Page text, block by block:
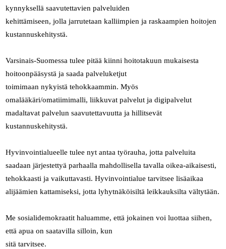
kynnyksellä saavutettavien palveluiden
kehittämiseen, jolla jarrutetaan kalliimpien ja raskaampien hoitojen
kustannuskehitystä.
Varsinais-Suomessa tulee pitää kiinni hoitotakuun mukaisesta
hoitoonpääsystä ja saada palveluketjut
toimimaan nykyistä tehokkaammin. Myös
omalääkäri/omatiimimalli, liikkuvat palvelut ja digipalvelut
madaltavat palvelun saavutettavuutta ja hillitsevät
kustannuskehitystä.
Hyvinvointialueelle tulee nyt antaa työrauha, jotta palveluita
saadaan järjestettyä parhaalla mahdollisella tavalla oikea-aikaisesti,
tehokkaasti ja vaikuttavasti. Hyvinvointialue tarvitsee lisäaikaa
alijäämien kattamiseksi, jotta lyhytnäköisiltä leikkauksilta vältytään.
Me sosialidemokraatit haluamme, että jokainen voi luottaa siihen,
että apua on saatavilla silloin, kun
sitä tarvitsee.